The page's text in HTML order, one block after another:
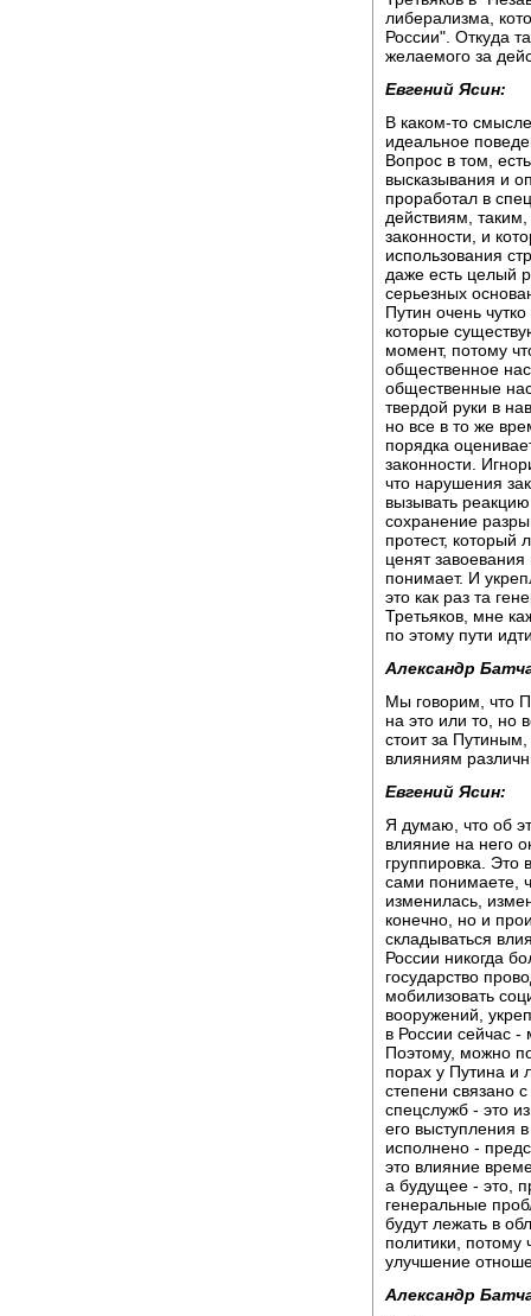
либерализма,
России". Откуда
желаемого за
Евгений Ясин:
В каком-то
идеальное
Вопрос в том,
высказывания и
проработал в
действиям,
законности, и
использования
даже есть целый
серьезных
Путин очень
которые
момент, потому
общественное
общественные
твердой руки в
но все в то же
порядка
законности.
что нарушения
вызывать
сохранение
протест, который
ценят
понимает. И
это как раз та
Третьяков, мне
по этому пути
Александр
Мы говорим, что
на это или то, но
стоит за
влияниям
Евгений Ясин:
Я думаю, что об
влияние на него
группировка. Это
сами понимаете,
изменилась,
конечно, но и
складываться
России никогда
государство
мобилизовать
вооружений,
в России сейчас
Поэтому, можно
порах у Путина и
степени связано
спецслужб - это
его выступления
исполнено -
это влияние
а будущее - это,
генеральные
будут лежать в
политики, потому
улучшение
Александр